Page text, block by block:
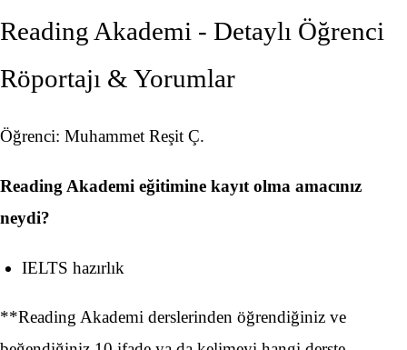
Reading Akademi - Detaylı Öğrenci
Röportajı & Yorumlar
Öğrenci: Muhammet Reşit Ç.
Reading Akademi eğitimine kayıt olma amacınız
neydi?
IELTS hazırlık
**Reading Akademi derslerinden öğrendiğiniz ve